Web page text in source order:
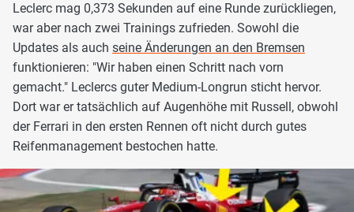
Leclerc mag 0,373 Sekunden auf eine Runde zurückliegen,
war aber nach zwei Trainings zufrieden. Sowohl die
Updates als auch seine Änderungen an den Bremsen
funktionieren: "Wir haben einen Schritt nach vorn
gemacht." Leclercs guter Medium-Longrun sticht hervor.
Dort war er tatsächlich auf Augenhöhe mit Russell, obwohl
der Ferrari in den ersten Rennen oft nicht durch gutes
Reifenmanagement bestochen hatte.